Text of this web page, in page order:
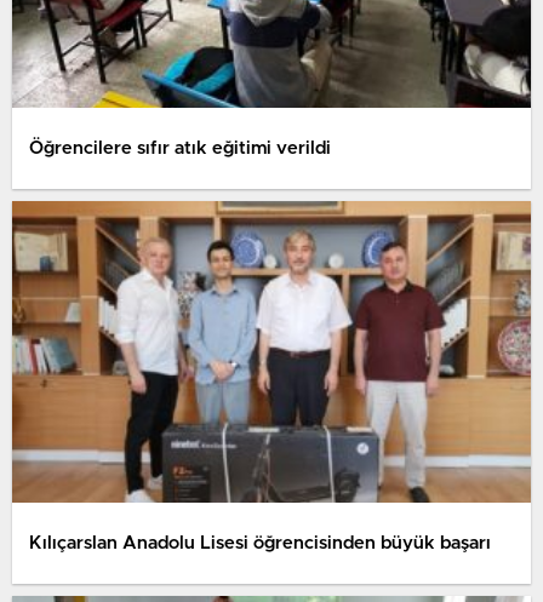
Öğrencilere sıfır atık eğitimi verildi
Kılıçarslan Anadolu Lisesi öğrencisinden büyük başarı